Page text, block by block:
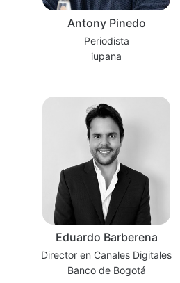
Antony Pinedo
Periodista
iupana
Eduardo Barberena
Director en Canales Digitales
Banco de Bogotá